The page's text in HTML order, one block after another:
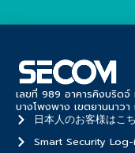
เลขที่ 989 อาคารคิงบริดจ์
บางโพงพาง เขตยานนาวา
日本人のお客様はこ
Smart Security